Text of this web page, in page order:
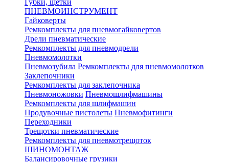
Губки, щетки
ПНЕВМОИНСТРУМЕНТ
Гайковерты
Ремкомплекты для пневмогайковертов
Дрели пневматические
Ремкомплекты для пневмодрели
Пневмомолотки
Пневмозубила Ремкомплекты для пневмомолотков
Заклепочники
Ремкомплекты для заклепочника
Пневмоножовки Пневмошлифмашины
Ремкомплекты для шлифмашин
Продувочные пистолеты Пневмофитинги
Переходники
Трещотки пневматические
Ремкомплекты для пневмотрещоток
ШИНОМОНТАЖ
Балансировочные грузики